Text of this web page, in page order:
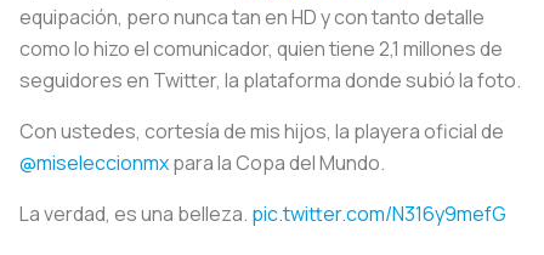
equipación, pero nunca tan en HD y con tanto detalle
como lo hizo el comunicador, quien tiene 2,1 millones de
seguidores en Twitter, la plataforma donde subió la foto.
Con ustedes, cortesía de mis hijos, la playera oficial de
@miseleccionmxpara la Copa del Mundo.
La verdad, es una belleza. pic.twitter.com/N316y9mefG